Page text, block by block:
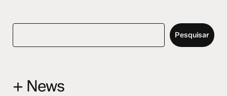
Pesquisar
+ News